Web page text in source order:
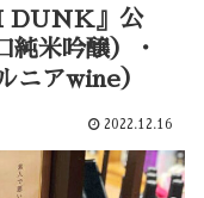
DUNK』公
純米吟醸）・
アwine）
2022.12.16